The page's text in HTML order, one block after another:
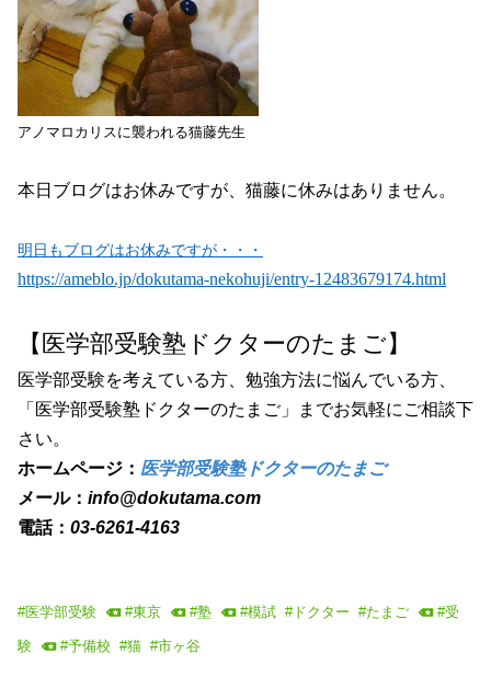
アノマロカリスに襲われる猫藤先生
本日ブログはお休みですが、猫藤に休みはありません。
明日もブログはお休みですが・・・
https://ameblo.jp/dokutama-nekohuji/entry-12483679174.html
【医学部受験塾ドクターのたまご】
医学部受験を考えている方、勉強方法に悩んでいる方、
「医学部受験塾ドクターのたまご」までお気軽にご相談下
さい。
ホームページ： 医学部受験塾ドクターのたまご
メール： info@dokutama.com
電話： 03-6261-4163
#医学部受験 #東京 #塾 #模試 #ドクター #たまご #受
験 #予備校 #猫 #市ヶ谷